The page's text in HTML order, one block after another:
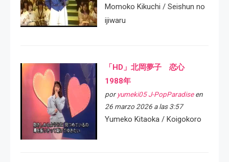
Momoko Kikuchi / Seishun no
ijiwaru
「HD」北岡夢子 恋心
1988年
por yumeki05 J-PopParadiseen
26 marzo 2026 a las 3:57
Yumeko Kitaoka / Koigokoro